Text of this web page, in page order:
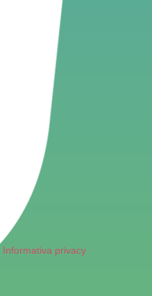
Informativa privacy